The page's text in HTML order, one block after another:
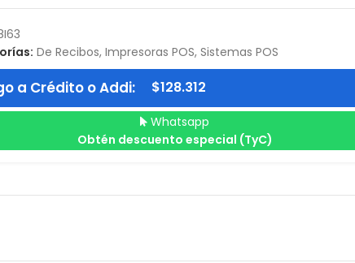
De Recibos, Impresoras POS, Sistemas POS
a Crédito o Addi: $128.312
Whatsapp
Obtén descuento especial (TyC)